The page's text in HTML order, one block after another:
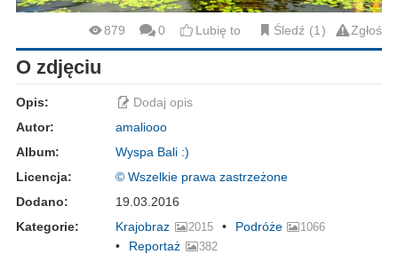
879 0 Lubię to Śledź 1 Zgłoś
O zdjęciu
Opis:
Dodaj opis
Autor:
amaliooo
Album:
Wyspa Bali :)
Licencja:
© Wszelkie prawa zastrzeżone
Dodano:
19.03.2016
Kategorie:
Krajobraz 2015 Podróże 1066
Reportaż 382